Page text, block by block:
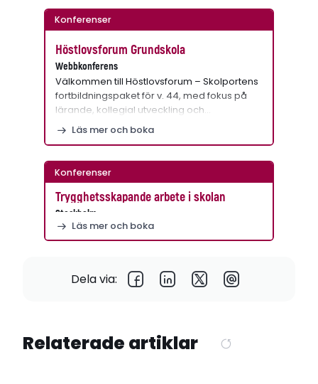
Konferenser
Höstlovsforum Grundskola
Webbkonferens
Välkommen till Höstlovsforum – Skolportens
fortbildningspaket för v. 44, med fokus på
lärande, kollegial utveckling och…
Läs mer och boka
Konferenser
Trygghetsskapande arbete i skolan
Stockholm
Läs mer och boka
Dela via:
Relaterade artiklar